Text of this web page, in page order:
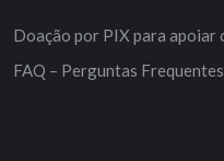
Doação por PIX para
FAQ – Perguntas Frequentes